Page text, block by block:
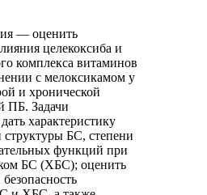
— оценить
целекоксиба и
комплекса витаминов
с мелоксикамом у
и хронической
ПБ. Задачи
характеристику
структуры БС, степени
функций при
БС (ХБС); оценить